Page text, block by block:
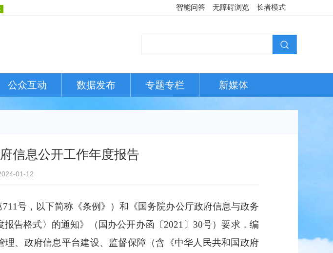
智能问答 无障碍浏览 长者模式
公众互动 数据发布 专题专栏 新媒体
信息公开工作年度报告
01-12
号，以下简称《条例》）和《国务院办公厅政府信息与政务
告格式〉的通知》（国办公开办函〔2021〕30号）要求，编
、政府信息平台建设、监督保障（含《中华人民共和国政府